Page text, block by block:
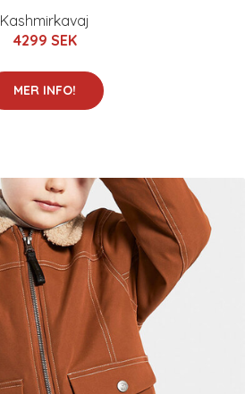
Kashmirkavaj
4299 SEK
MER INFO!